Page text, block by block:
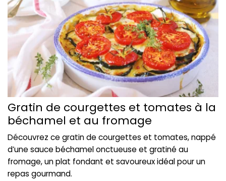
Gratin de courgettes et tomates à la
béchamel et au fromage
Découvrez ce gratin de courgettes et tomates, nappé
d’une sauce béchamel onctueuse et gratiné au
fromage, un plat fondant et savoureux idéal pour un
repas gourmand.